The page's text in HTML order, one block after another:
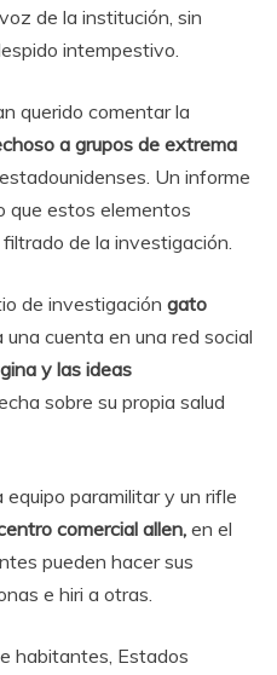
de la institución, sin
intempestivo.
querido comentar la
a grupos de extrema
Un informe
que estos elementos
de la investigación.
de investigación gato
cuenta en una red social
y las ideas
sobre su propia salud
equipo paramilitar y un rifle
comercial allen, en el
pueden hacer sus
e hiri a otras.
habitantes, Estados